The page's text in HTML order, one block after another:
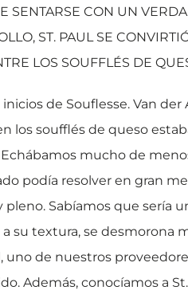
SENTARSE CON UN
ST. PAUL SE
LOS SOUFFLÉS DE
de Souflesse. Van der
los soufflés de queso
mucho de
podía resolver en gran
Sabíamos que sería
su textura, se desmorona
de nuestros
Además, conocíamos a